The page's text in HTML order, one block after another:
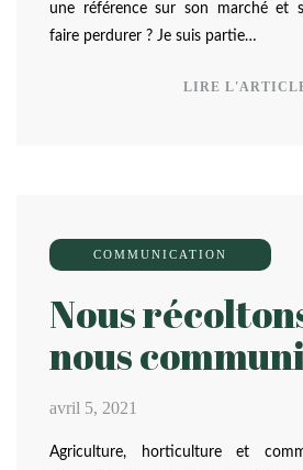
une référence sur son marché et
faire perdurer ? Je suis partie…
LIRE
COMMUNICATION
Nous
nous
avril 5, 2021
Agriculture, horticulture et